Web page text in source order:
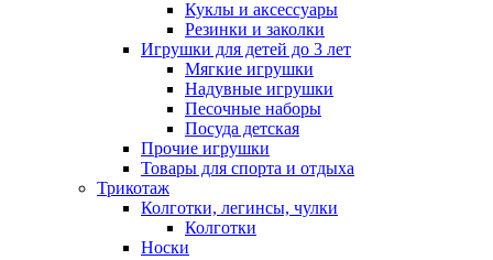
Куклы и аксессуары
Резинки и заколки
Игрушки для детей до 3 лет
Мягкие игрушки
Надувные игрушки
Песочные наборы
Посуда детская
Прочие игрушки
Товары для спорта и отдыха
Трикотаж
Колготки, легинсы, чулки
Колготки
Носки